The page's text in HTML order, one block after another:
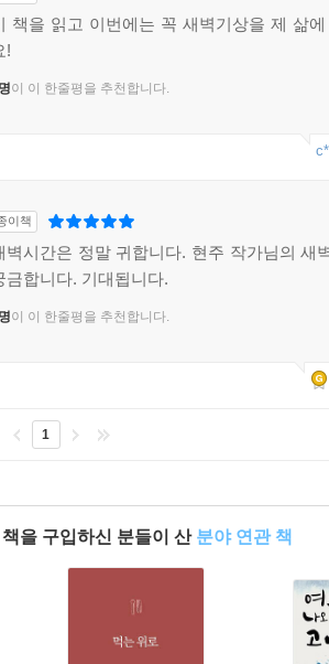
오듯 내 삶도 우연이 아니다. 새벽에 올리
손 안에 있다. 새벽은 나 자신과 마주하고
집중하며 진중한 대화를 이어갈 수 있다.
나에게로 통하는 문과 같았다. 오직 새벽
뜨기 전, 새벽의 고요함 속에서 나 자신과
우습게 보지 마라. 한 바가지의 마중물이
잠재능력은 샘솟듯이 솟구친다. 내 안에 이
이 해주고 있었다. 눈을 뜨는 순간, 새벽은
책을 읽고 이번에는 꼭 새벽기상을 제 삶
!
이 이 한줄평을 추천합니다.
이책
벽시간은 정말 귀합니다. 현주 작가님의 새
금합니다. 기대됩니다.
이 이 한줄평을 추천합니다.
1
책을 구입하신 분들이 산 분야 연관 책